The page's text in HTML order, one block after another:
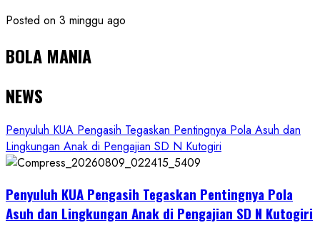
Posted on 3 minggu ago
BOLA MANIA
NEWS
Penyuluh KUA Pengasih Tegaskan Pentingnya Pola Asuh dan
Lingkungan Anak di Pengajian SD N Kutogiri
Penyuluh KUA Pengasih Tegaskan Pentingnya Pola
Asuh dan Lingkungan Anak di Pengajian SD N Kutogiri